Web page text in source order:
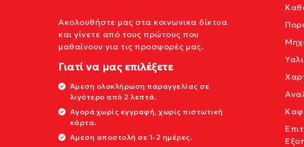
Ακολουθήστε μας στα κοινωνικα δίκτυα
και γίνετε από τους πρώτους που
μαθαίνουν για τις προσφορές μας.
Γιατί να μας επιλέξετε
Άμεση ολοκλήρωση παραγγελίας σε
λιγότερο από 2 λεπτά.
Αγορά χωρίς εγγραφή, χωρίς πιστωτική
κάρτα.
Αμεση αποστολή σε 1-2 ημέρες.